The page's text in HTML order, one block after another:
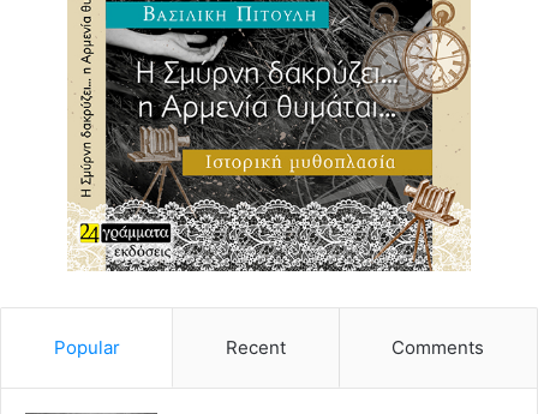
Popular Recent Comments